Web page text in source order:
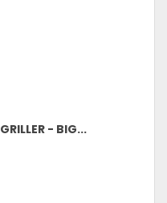
- BIG...